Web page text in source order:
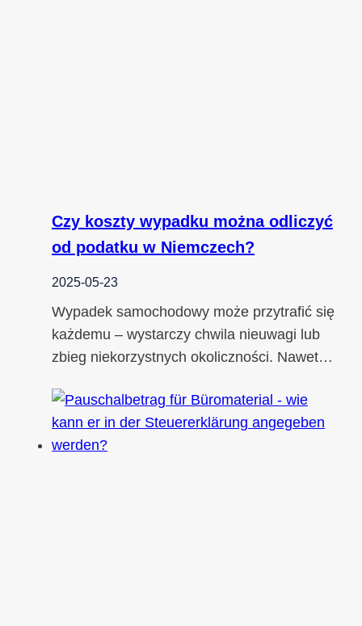
Czy koszty wypadku można odliczyć
od podatku w Niemczech?
2025-05-23
Wypadek samochodowy może przytrafić się
każdemu – wystarczy chwila nieuwagi lub
zbieg niekorzystnych okoliczności. Nawet…